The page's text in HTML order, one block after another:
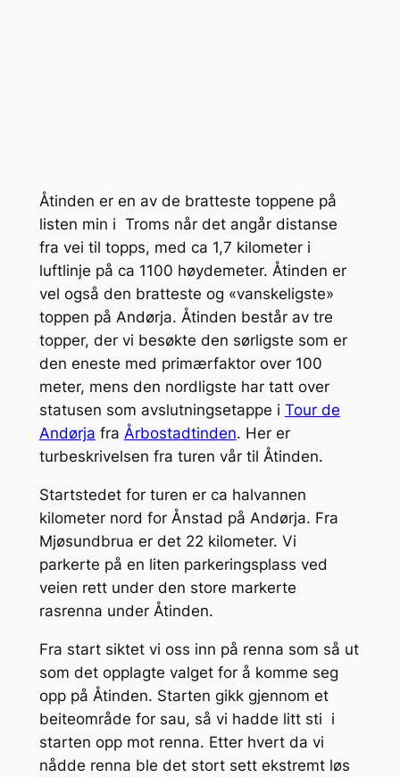
Åtinden er en av de bratteste toppene på
listen min i Troms når det angår distanse
fra vei til topps, med ca 1,7 kilometer i
luftlinje på ca 1100 høydemeter. Åtinden er
vel også den bratteste og «vanskeligste»
toppen på Andørja. Åtinden består av tre
topper, der vi besøkte den sørligste som er
den eneste med primærfaktor over 100
meter, mens den nordligste har tatt over
statusen som avslutningsetappe i Tour de
Andørja fra Årbostadtinden. Her er
turbeskrivelsen fra turen vår til Åtinden.
Startstedet for turen er ca halvannen
kilometer nord for Ånstad på Andørja. Fra
Mjøsundbrua er det 22 kilometer. Vi
parkerte på en liten parkeringsplass ved
veien rett under den store markerte
rasrenna under Åtinden.
Fra start siktet vi oss inn på renna som så ut
som det opplagte valget for å komme seg
opp på Åtinden. Starten gikk gjennom et
beiteområde for sau, så vi hadde litt sti i
starten opp mot renna. Etter hvert da vi
nådde renna ble det stort sett ekstremt løs